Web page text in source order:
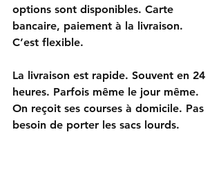
options sont disponibles. Carte
bancaire, paiement à la livraison.
C’est flexible.
La livraison est rapide. Souvent en 24
heures. Parfois même le jour même.
On reçoit ses courses à domicile. Pas
besoin de porter les sacs lourds.